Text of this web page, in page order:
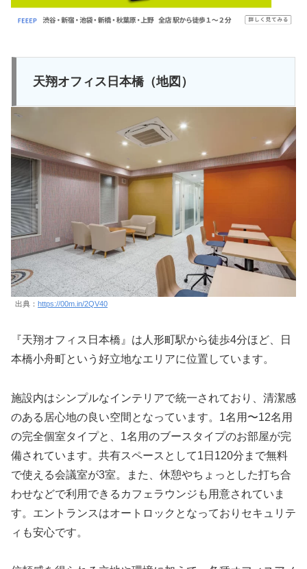
天翔オフィス日本橋（地図）
出典： https://00m.in/2QV40
『天翔オフィス日本橋』は人形町駅から徒歩4分ほど、日
本橋小舟町という好立地なエリアに位置しています。
施設内はシンプルなインテリアで統一されており、清潔感
のある居心地の良い空間となっています。1名用〜12名用
の完全個室タイプと、1名用のブースタイプのお部屋が完
備されています。共有スペースとして1日120分まで無料
で使える会議室が3室。また、休憩やちょっとした打ち合
わせなどで利用できるカフェラウンジも用意されていま
す。エントランスはオートロックとなっておりセキュリテ
ィも安心です。